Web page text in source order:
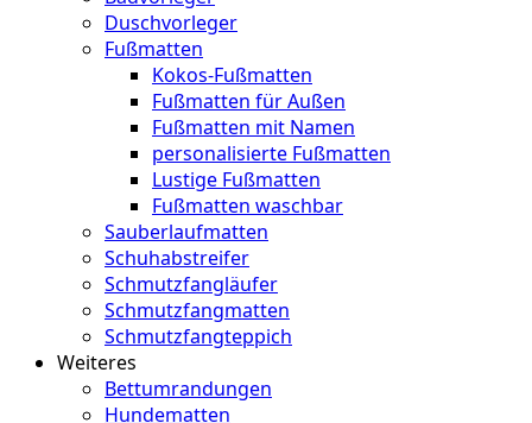
Duschvorleger
Fußmatten
Kokos-Fußmatten
Fußmatten für Außen
Fußmatten mit Namen
personalisierte Fußmatten
Lustige Fußmatten
Fußmatten waschbar
Sauberlaufmatten
Schuhabstreifer
Schmutzfangläufer
Schmutzfangmatten
Schmutzfangteppich
Weiteres
Bettumrandungen
Hundematten